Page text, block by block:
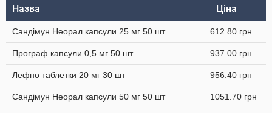
Назва Ціна
Сандімун Неорал капсули 25 мг 50 шт 612.80 грн
Програф капсули 0,5 мг 50 шт 937.00 грн
Лефно таблетки 20 мг 30 шт 956.40 грн
Сандімун Неорал капсули 50 мг 50 шт 1051.70 грн